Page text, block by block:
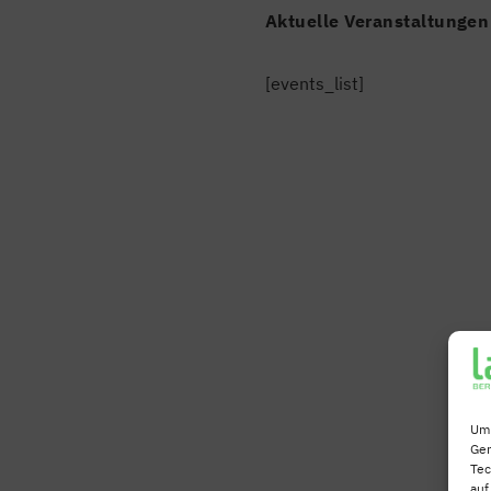
Aktuelle Veranstaltungen
[events_list]